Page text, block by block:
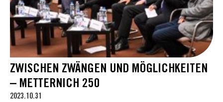
ZWISCHEN ZWÄNGEN UND MÖGLICHKEITEN
– METTERNICH 250
2023.10.31